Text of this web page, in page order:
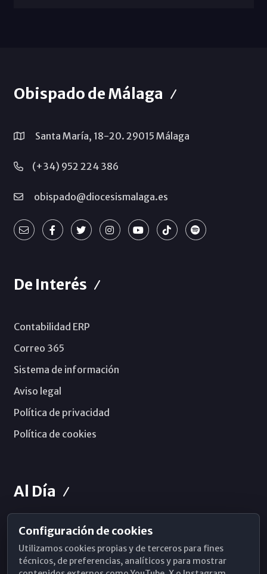
Obispado de Málaga
Santa María, 18-20. 29015 Málaga
(+34) 952 224 386
obispado@diocesismalaga.es
De Interés
Contabilidad ERP
Correo 365
Sistema de información
Aviso legal
Política de privacidad
Política de cookies
Al Día
Horarios de Misa
Hemeroteca
Configuración de cookies
Utilizamos cookies propias y de terceros para fines
técnicos, de preferencias, analíticos y para mostrar